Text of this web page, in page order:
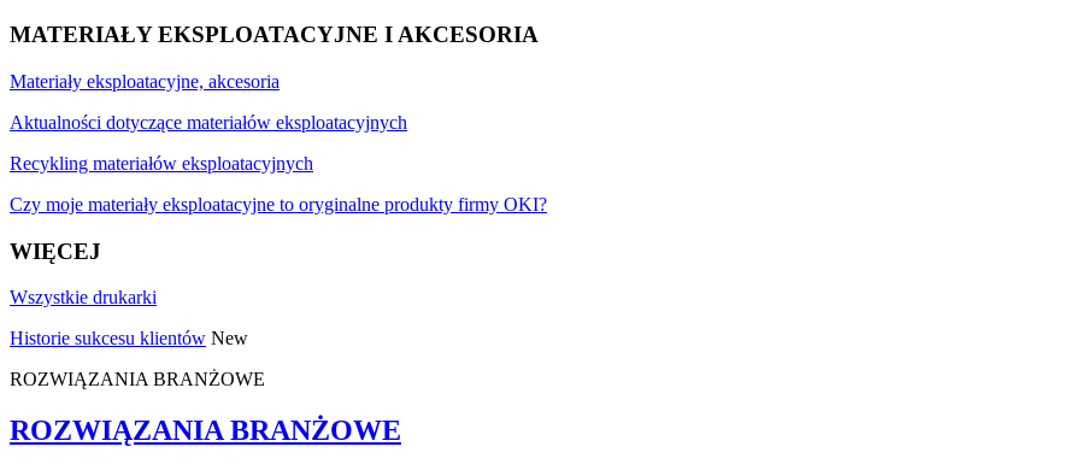
MATERIAŁY EKSPLOATACYJNE I AKCESORIA
Materiały eksploatacyjne, akcesoria
Aktualności dotyczące materiałów eksploatacyjnych
Recykling materiałów eksploatacyjnych
Czy moje materiały eksploatacyjne to oryginalne produkty firmy OKI?
WIĘCEJ
Wszystkie drukarki
Historie sukcesu klientów New
ROZWIĄZANIA BRANŻOWE
ROZWIĄZANIA BRANŻOWE